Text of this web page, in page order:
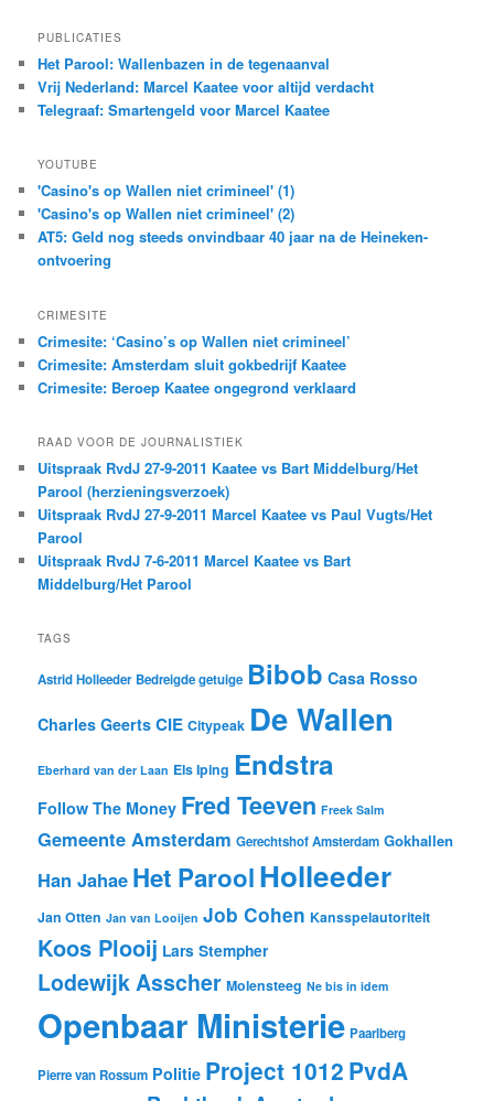
PUBLICATIES
Het Parool: Wallenbazen in de tegenaanval
Vrij Nederland: Marcel Kaatee voor altijd verdacht
Telegraaf: Smartengeld voor Marcel Kaatee
YOUTUBE
'Casino's op Wallen niet crimineel' (1)
'Casino's op Wallen niet crimineel' (2)
AT5: Geld nog steeds onvindbaar 40 jaar na de Heineken-
ontvoering
CRIMESITE
Crimesite: ‘Casino’s op Wallen niet crimineel’
Crimesite: Amsterdam sluit gokbedrijf Kaatee
Crimesite: Beroep Kaatee ongegrond verklaard
RAAD VOOR DE JOURNALISTIEK
Uitspraak RvdJ 27-9-2011 Kaatee vs Bart Middelburg/Het
Parool (herzieningsverzoek)
Uitspraak RvdJ 27-9-2011 Marcel Kaatee vs Paul Vugts/Het
Parool
Uitspraak RvdJ 7-6-2011 Marcel Kaatee vs Bart
Middelburg/Het Parool
TAGS
Astrid Holleeder Bedreigde getuige Bibob Casa Rosso
Charles Geerts CIE Citypeak De Wallen
Eberhard van der Laan Els Iping Endstra
Follow The Money Fred Teeven Freek Salm
Gemeente Amsterdam Gerechtshof Amsterdam Gokhallen
Han Jahae Het ParoolHolleeder
Jan Otten Jan van Looijen Job Cohen Kansspelautoriteit
Koos Plooij Lars Stempher
Lodewijk Asscher Molensteeg Ne bis in idem
Openbaar Ministerie Paarlberg
Pierre van Rossum Politie Project 1012 PvdA